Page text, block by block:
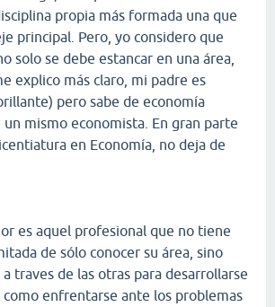
propia más formada una que
principal. Pero, yo considero que
solo se debe estancar en una área,
explico más claro, mi padre es
pero sabe de economía
un mismo economista. En gran parte
en Economía, no deja de
es aquel profesional que no tiene
de sólo conocer su área, sino
traves de las otras para desarrollarse
como enfrentarse ante los problemas